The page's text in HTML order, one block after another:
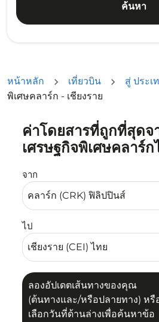
ค้นหา
หน้าหลัก เที่ยวบิน สู่ ประเ
พิเศษคลาร์ก - เชียงราย
ค่าโดยสารที่ถูกที่สุดจ
เศรษฐกิจพิเศษคลาร์ก
จาก
ไป
ลองอัปเดตเส้นทางของคุณ
(ต้นทางและ/หรือปลายทาง) หรื
เลือกวันที่ด้านล่างเพื่อค้นหาข้อ
ลองอัปเดตเส้นทางของคุณ (ต้น